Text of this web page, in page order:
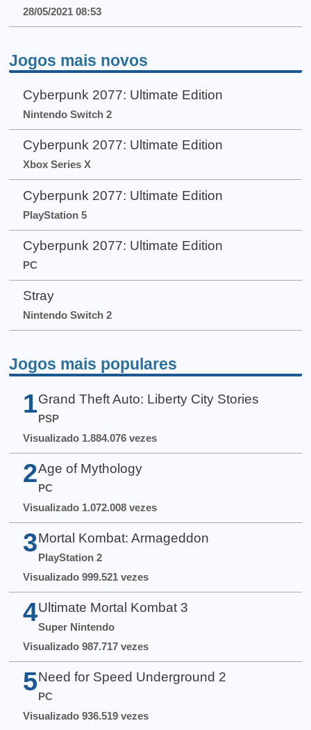
28/05/2021 08:53
Jogos mais novos
Cyberpunk 2077: Ultimate Edition
Nintendo Switch 2
Cyberpunk 2077: Ultimate Edition
Xbox Series X
Cyberpunk 2077: Ultimate Edition
PlayStation 5
Cyberpunk 2077: Ultimate Edition
PC
Stray
Nintendo Switch 2
Jogos mais populares
1 Grand Theft Auto: Liberty City Stories
PSP
Visualizado 1.884.076 vezes
2 Age of Mythology
PC
Visualizado 1.072.008 vezes
3 Mortal Kombat: Armageddon
PlayStation 2
Visualizado 999.521 vezes
4 Ultimate Mortal Kombat 3
Super Nintendo
Visualizado 987.717 vezes
5 Need for Speed Underground 2
PC
Visualizado 936.519 vezes